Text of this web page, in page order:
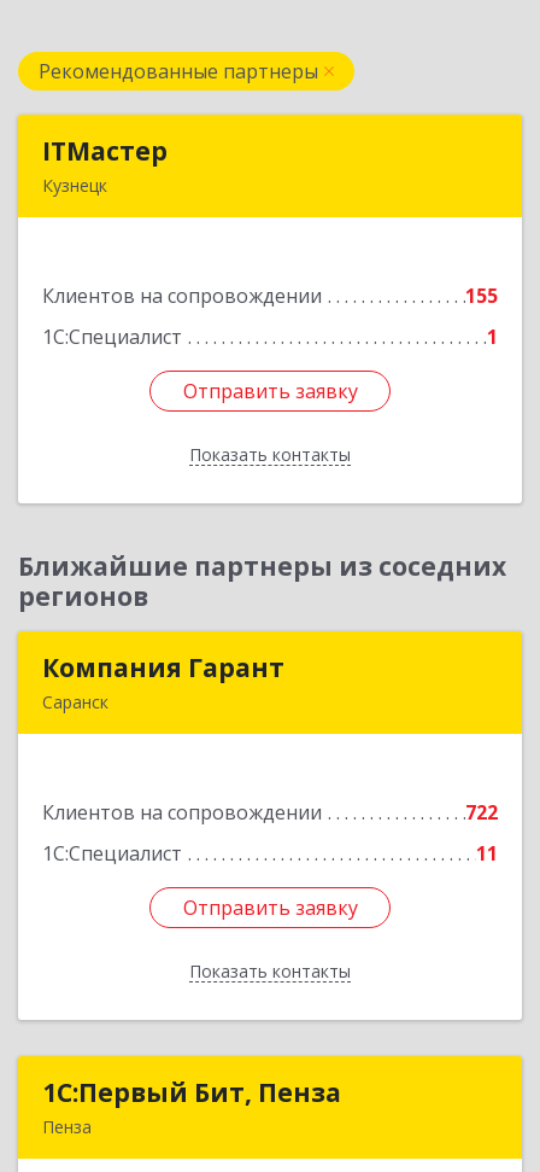
Рекомендованные партнеры
ITМастер
Кузнецк
Клиентов на сопровождении
155
1С:Специалист
1
Отправить заявку
Показать контакты
Подробнее
Отправить заявку
Назад
Ближайшие партнеры из соседних
регионов
Компания Гарант
Саранск
Клиентов на сопровождении
722
1С:Специалист
11
Отправить заявку
Показать контакты
Компания Гарант
Подробнее
Отправить заявку
Назад
1С:Первый Бит, Пенза
Пенза
1С:Первый Бит, Пенза